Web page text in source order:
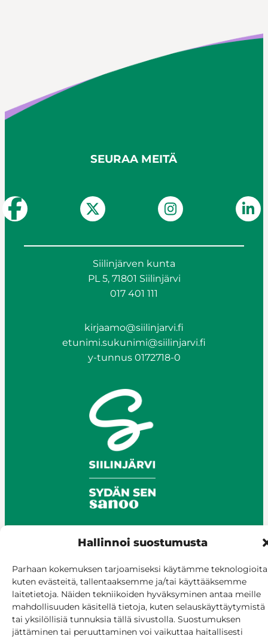
Hallinnoi suostumusta
Parhaan kokemuksen tarjoamiseksi käytämme
kuten evästeitä, tallentaaksemme ja/tai käyttääksemme
laitetietoja. Näiden tekniikoiden hyväksyminen antaa meille
mahdollisuuden käsitellä tietoja, kuten selauskäyttäytymistä
tai yksilöllisiä tunnuksia tällä sivustolla. Suostumuksen
jättäminen tai peruuttaminen voi vaikuttaa haitallisesti
SEURAA MEITÄ
Siilinjärven kunta
PL 5, 71801 Siilinjärvi
017 401 111
kirjaamo@siilinjarvi.fi
etunimi.sukunimi@siilinjarvi.fi
y-tunnus 0172718-0
Anna palautetta
Asioi verkossa
Laskutus ja maksaminen
Saavutettavuus
Evästekäytäntö